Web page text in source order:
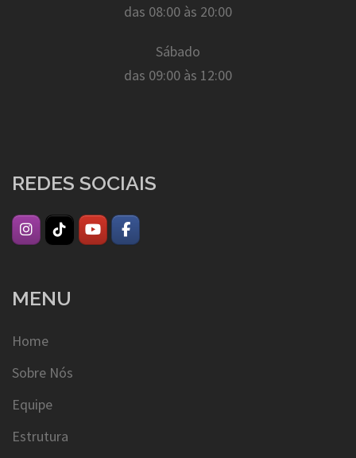
das 08:00 às 20:00
Sábado
das 09:00 às 12:00
REDES SOCIAIS
MENU
Home
Sobre Nós
Equipe
Estrutura